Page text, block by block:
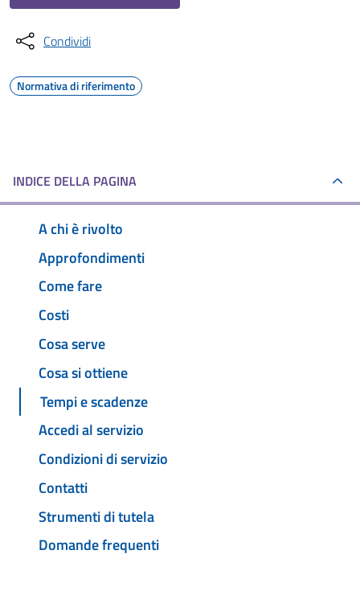
Condividi
Normativa di riferimento
INDICE DELLA PAGINA
A chi è rivolto
Approfondimenti
Come fare
Costi
Cosa serve
Cosa si ottiene
Tempi e scadenze
Accedi al servizio
Condizioni di servizio
Contatti
Strumenti di tutela
Domande frequenti